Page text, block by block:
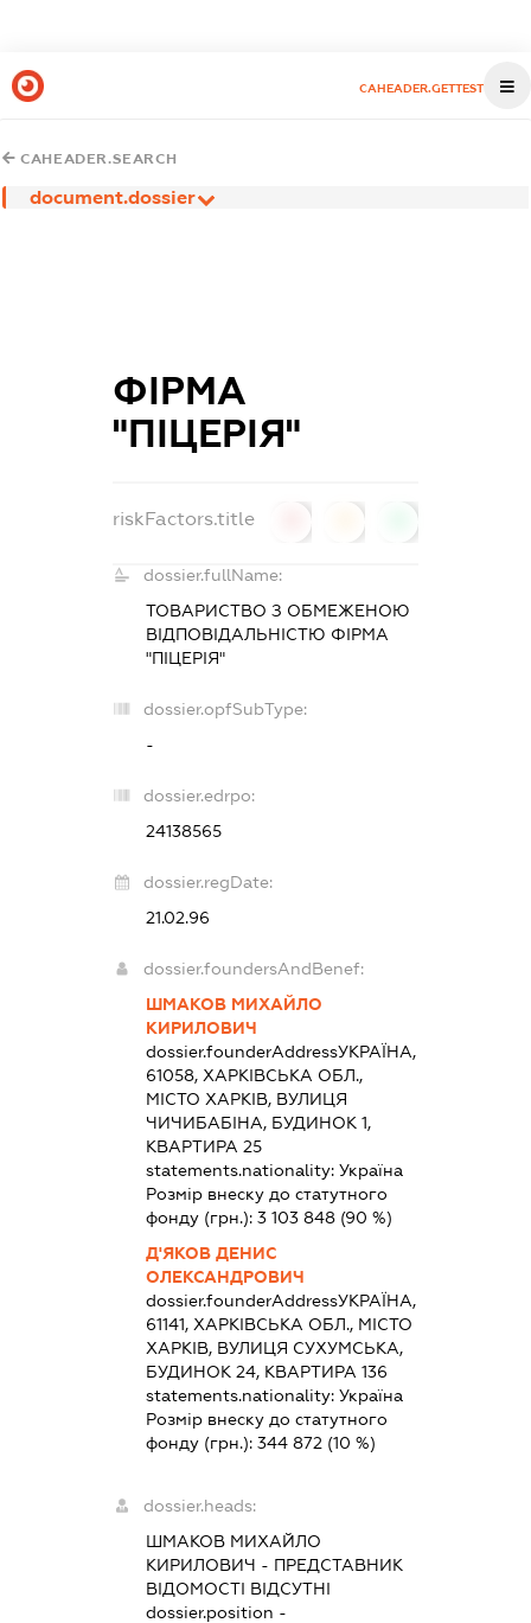
CAHEADER.GETTEST
CAHEADER.SEARCH
document.dossier
ФІРМА
"ПІЦЕРІЯ"
riskFactors.title
dossier.fullName:
ТОВАРИСТВО З ОБМЕЖЕНОЮ
ВІДПОВІДАЛЬНІСТЮ ФІРМА
"ПІЦЕРІЯ"
dossier.opfSubType:
-
dossier.edrpo:
24138565
dossier.regDate:
21.02.96
dossier.foundersAndBenef:
ШМАКОВ МИХАЙЛО
КИРИЛОВИЧ
dossier.founderAddressУКРАЇНА,
61058, ХАРКІВСЬКА ОБЛ.,
МІСТО ХАРКІВ, ВУЛИЦЯ
ЧИЧИБАБІНА, БУДИНОК 1,
КВАРТИРА 25
statements.nationality: Україна
Розмір внеску до статутного
фонду (грн.): 3 103 848(90 %)
Д'ЯКОВ ДЕНИС
ОЛЕКСАНДРОВИЧ
dossier.founderAddressУКРАЇНА,
61141, ХАРКІВСЬКА ОБЛ., МІСТО
ХАРКІВ, ВУЛИЦЯ СУХУМСЬКА,
БУДИНОК 24, КВАРТИРА 136
statements.nationality: Україна
Розмір внеску до статутного
фонду (грн.): 344 872 (10 %)
dossier.heads:
ШМАКОВ МИХАЙЛО
КИРИЛОВИЧ - ПРЕДСТАВНИК
ВІДОМОСТІ ВІДСУТНІ
dossier.position -